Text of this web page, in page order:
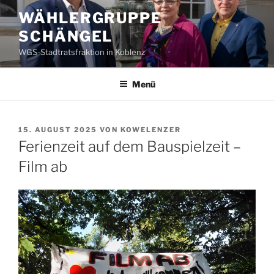
Zum
Inhalt
springen
WÄHLERGRUPPE
SCHÄNGEL
WGS-Stadtratsfraktion in Koblenz
Menü
VERÖFFENTLICHT
AM
15. AUGUST 2025 VON KOWELENZER
Ferienzeit auf dem Bauspielzeit –
Film ab